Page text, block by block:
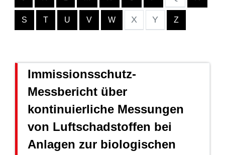
S T U V W X Y Z
Immissionsschutz-
Messbericht über
kontinuierliche Messungen
von Luftschadstoffen bei
Anlagen zur biologischen